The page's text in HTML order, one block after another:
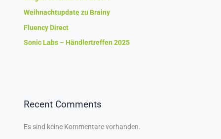
Weihnachtupdate zu Brainy
Fluency Direct
Sonic Labs – Händlertreffen 2025
Recent Comments
Es sind keine Kommentare vorhanden.